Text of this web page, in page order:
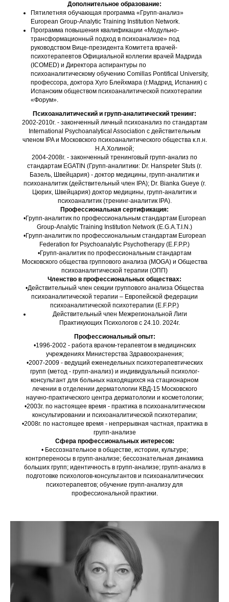
Дополнительное образование:
Пятилетняя обучающая программа «Групп-анализ»
European Group-Analytic Training Institution Network.
Программа повышения квалификации «Модульно-
трансформационный подход в психоанализе» под
руководством Вице-президента Комитета врачей-
психотерапевтов Официальной коллегии врачей Мадрида
(ICOMED) и Директора аспирантуры по
психоаналитическому обучению Comillas Pontifical University,
профессора, доктора Хуго Блейхмара (г.Мадрид, Испания) с
Испанским обществом психоаналитической психотерапии
«Форум».
Психоаналитический и групп-аналитический тренинг:
2002-2010г. - законченный личный психоанализ по стандартам
International Psychoanalytical Association с действительным
членом IPA и Московского психоаналитического общества к.п.н.
Н.А.Холиной;
2004-2008г. - законченный тренинговый групп-анализ по
стандартам EGATIN (Групп-аналитики: Dr. Hanspeter Stuts (г.
Базель, Швейцария) - доктор медицины, групп-аналитик и
психоаналитик (действительный член IPA); Dr. Bianka Gueye (г.
Цюрих, Швейцария) доктор медицины, групп-аналитик и
психоаналитик (тренинг-аналитик IPA).
Профессиональная сертификация:
•Групп-аналитик по профессиональным стандартам European
Group-Analytic Training Institution Network (E.G.A.T.I.N.)
•Групп-аналитик по профессиональным стандартам European
Federation for Psychoanalytic Psychotherapy (E.F.P.P.)
•Групп-аналитик по профессиональным стандартам
Московского общества группового анализа (MOGA) и Общества
психоаналитической терапии (ОПП)
Членство в профессиональных обществах:
•Действительный член секции группового анализа Общества
психоаналитической терапии – Европейской федерации
психоаналитической психотерапии (E.F.P.P.)
Действительный член Межрегиональной Лиги
Практикующих Психологов с 24.10. 2024г.
Профессиональный опыт:
•1996-2002 - работа врачом-терапевтом в медицинских
учреждениях Министерства Здравоохранения;
•2007-2009 - ведущий еженедельных психотерапевтических
групп (метод - групп-анализ) и индивидуальный психолог-
консультант для больных находящихся на стационарном
лечении в отделении дерматологии КВД-15 Московского
научно-практического центра дерматологии и косметологии;
•2003г. по настоящее время - практика в психоаналитическом
консультировании и психоаналитической психотерапии;
•2008г. по настоящее время - непрерывная частная, практика в
групп-анализе
Сфера профессиональных интересов:
• Бессознательное в обществе, истории, культуре;
контрпереносы в групп-анализе; бессознательная динамика
больших групп; идентичность в групп-анализе; групп-анализ в
подготовке психологов-консультантов и психоаналитических
психотерапевтов; обучение групп-анализу для
профессиональной практики.